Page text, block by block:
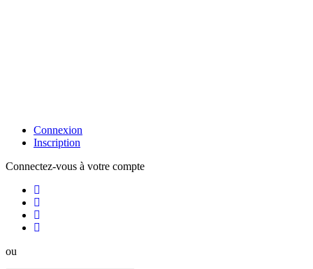
Connexion
Inscription
Connectez-vous à votre compte
ou